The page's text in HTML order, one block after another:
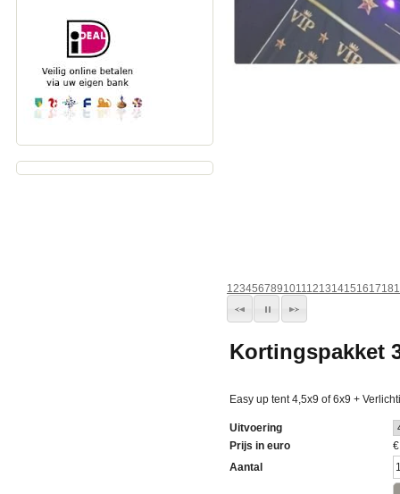
123456789101112131415161718
Kortingspakket
Easy up tent 4,5x9 of 6x9 +
Uitvoering
Prijs in euro
Aantal